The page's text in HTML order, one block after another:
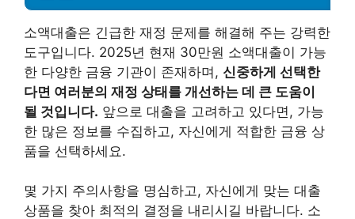
소액대출은 긴급한 재정 문제를 해결해 주는 강력한
도구입니다. 2025년 현재 30만원 소액대출이 가능
한 다양한 금융 기관이 존재하며, 신중하게 선택한
다면 여러분의 재정 상태를 개선하는 데 큰 도움이
될 것입니다. 앞으로 대출을 고려하고 있다면, 가능
한 많은 정보를 수집하고, 자신에게 적합한 금융 상
품을 선택하세요.
몇 가지 주의사항을 명심하고, 자신에게 맞는 대출
상품을 찾아 최적의 결정을 내리시길 바랍니다. 소